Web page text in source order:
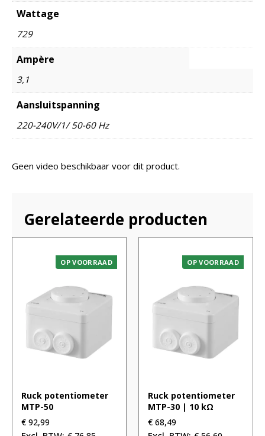
Wattage
729
Ampère
3,1
Aansluitspanning
220-240V/1/ 50-60 Hz
Geen video beschikbaar voor dit product.
Gerelateerde producten
OP VOORRAAD
Ruck potentiometer
MTP-50
€ 92,99
OP VOORRAAD
Ruck potentiometer
MTP-30 | 10 kΩ
€ 68,49